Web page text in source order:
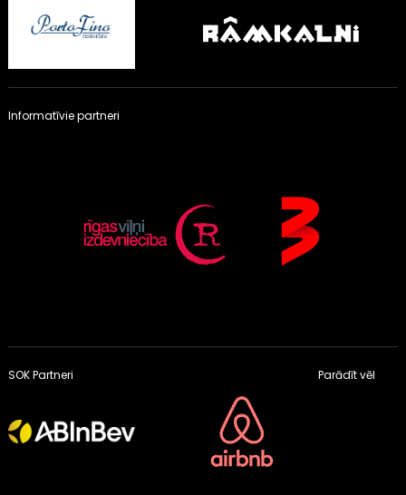
Informatīvie partneri
SOK Partneri Parādīt vēl